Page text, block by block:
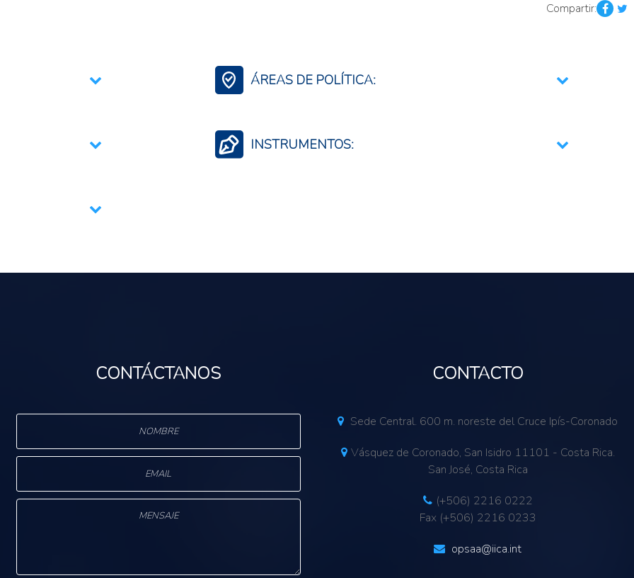
Compartir:
ÁREAS DE POLÍTICA:
INSTRUMENTOS:
CONTÁCTANOS CONTACTO
Sede Central. 600 m. noreste del Cruce Ipís-Coronado
Vásquez de Coronado, San Isidro 11101 - Costa Rica.
San José, Costa Rica
(+506) 2216 0222
Fax (+506) 2216 0233
opsaa@iica.int